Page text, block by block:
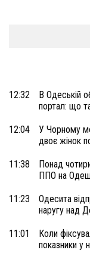
12:32
В Одеській
портал: що
12:04
У Чорному
двоє жінок
11:38
Понад
ППО на
11:23
Одесита
наругу над
11:01
Коли
показники у